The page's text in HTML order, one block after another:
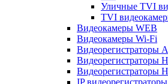
Уличные TVI
TVI
Видеокамеры WEB
Видеокамеры Wi-Fi
Видеорегистраторы
Видеорегистраторы
Видеорегистраторы
IP видеорегистраторы